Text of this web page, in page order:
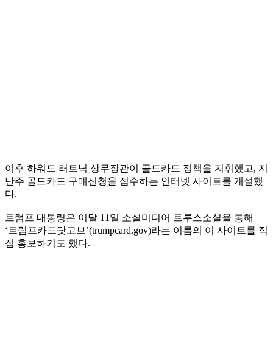
이후 하워드 러트닉 상무장관이 골드카드 정책을 지휘했고, 지
난주 골드카드 구매신청을 접수하는 인터넷 사이트를 개설했
다.
트럼프 대통령은 이달 11일 소셜미디어 트루스소셜을 통해
‘트럼프카드닷고브’(trumpcard.gov)라는 이름의 이 사이트를 직
접 홍보하기도 했다.